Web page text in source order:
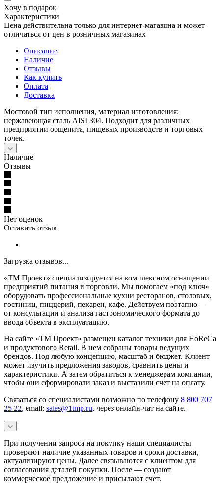
Хочу в подарок
Характеристики
Цена действительна только для интернет-магазина и может
отличаться от цен в розничных магазинах
Описание
Наличие
Отзывы
Как купить
Оплата
Доставка
Мостовой тип исполнения, материал изготовления:
нержавеющая сталь AISI 304. Подходит для различных
предприятий общепита, пищевых производств и торговых
точек.
Наличие
Отзывы
Нет оценок
Оставить отзыв
Загрузка отзывов...
«ТМ Проект» специализируется на комплексном оснащении
предприятий питания и торговли. Мы помогаем «под ключ»
оборудовать профессиональные кухни ресторанов, столовых,
гостиниц, пиццерий, пекарен, кафе. Действуем поэтапно —
от консультации и анализа гастрономического формата до
ввода объекта в эксплуатацию.
На сайте «ТМ Проект» размещен каталог техники для HoReCa
и продуктового Retail. В нем собраны товары ведущих
брендов. Под любую концепцию, масштаб и бюджет. Клиент
может изучить предложения заводов, сравнить цены и
характеристики. А затем обратиться к менеджерам компании,
чтобы они сформировали заказ и выставили счет на оплату.
Связаться со специалистами возможно по телефону 8 800 707
25 22, email: sales@1tmp.ru, через онлайн-чат на сайте.
При получении запроса на покупку наши специалисты
проверяют наличие указанных товаров и сроки доставки,
актуализируют цены. Далее связываются с клиентом для
согласования деталей покупки. После — создают
коммерческое предложение и присылают счет.